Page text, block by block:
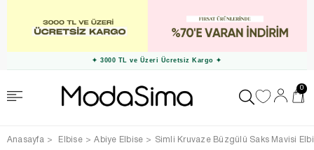
✦ 3000 TL ve Üzeri Ücretsiz Kargo ✦
0
Anasayfa Elbise Abiye Elbise Simli Kruvaze Büzgülü Saks Mavisi